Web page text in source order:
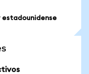
estadounidense